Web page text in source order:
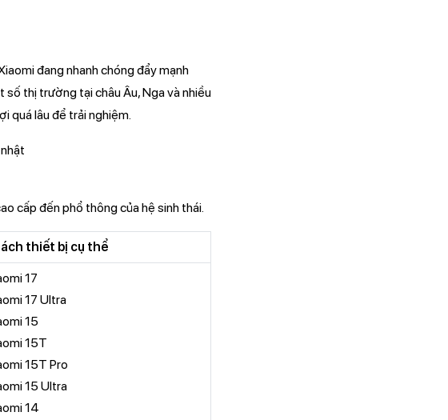
đang nhanh chóng đẩy mạnh
số thị trường tại châu Âu, Nga và nhiều
quá lâu để trải nghiệm.
cấp đến phổ thông của hệ sinh thái.
thiết bị cụ thể
17
17 Ultra
15
15T
15T Pro
15 Ultra
14